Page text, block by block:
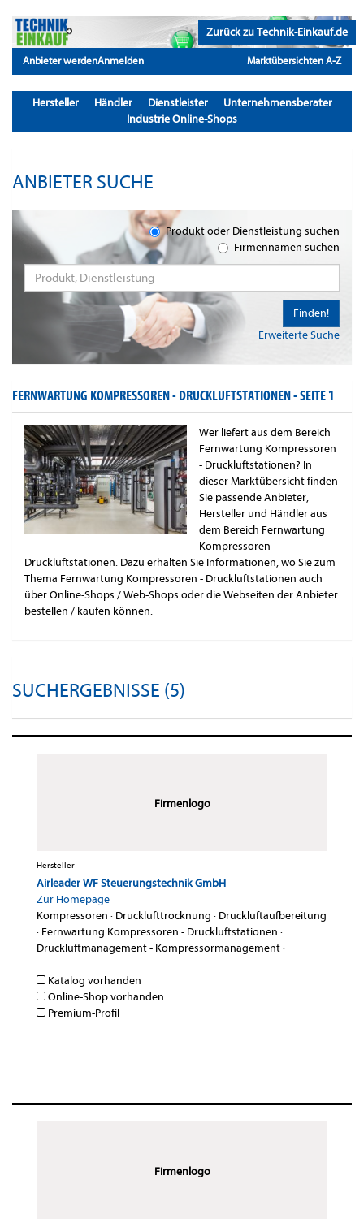
Zurück zu Technik-Einkauf.de
Anbieter werdenAnmelden Marktübersichten A-Z
Hersteller Händler Dienstleister
Unternehmensberater
Industrie Online-Shops
ANBIETER SUCHE
Produkt oder Dienstleistung suchen
Firmennamen suchen
Erweiterte Suche
Finden!
FERNWARTUNG KOMPRESSOREN - DRUCKLUFTSTATIONEN -SEITE 1
Wer liefert aus dem Bereich
Fernwartung Kompressoren
- Druckluftstationen? In
dieser Marktübersicht finden
Sie passende Anbieter,
Hersteller und Händler aus
dem Bereich Fernwartung
Kompressoren -
Druckluftstationen. Dazu erhalten Sie Informationen, wo Sie zum
Thema Fernwartung Kompressoren - Druckluftstationen auch
über Online-Shops / Web-Shops oder die Webseiten der Anbieter
bestellen / kaufen können.
SUCHERGEBNISSE (5)
Firmenlogo
Hersteller
Airleader WF Steuerungstechnik GmbH
Zur Homepage
Kompressoren · Drucklufttrocknung · Druckluftaufbereitung
· Fernwartung Kompressoren - Druckluftstationen ·
Druckluftmanagement - Kompressormanagement·
Katalog vorhanden
Online-Shop vorhanden
Premium-Profil
Firmenlogo